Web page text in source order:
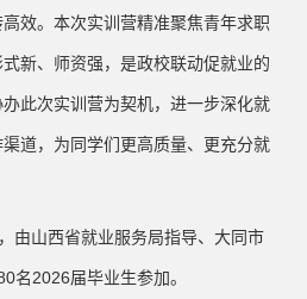
效。本次实训营精准聚焦青年求职
新、师资强，是政校联动促就业的
此次实训营为契机，进一步深化就
道，为同学们更高质量、更充分就
由山西省就业服务局指导、大同市
名2026届毕业生参加。